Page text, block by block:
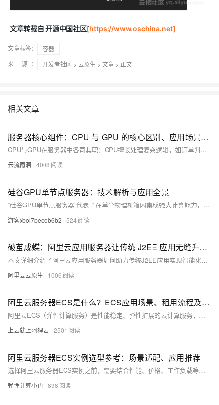
文章转载自 开源中国社区[https://www.oschina.net]
文章标签：
容器
来 源：
开发者社区 > 云原生 > 文章 > 正文
相关文章
服务器核心组件：CPU 与 GPU 的核心区别、应用场景、协同工作
CPU与GPU在服务器中各司其职：CPU擅长处理复杂逻辑，如订单判断、网页请求；GPU专注批量并行计算，如图像处理、深度学习。二者协同工作，能大幅提升服务器效率，满足多样化计算需求。
云流雨洄 4008
硅谷GPU单节点服务器：技术解析与应用全景
“硅谷GPU单节点服务器”代表了在单个物理机箱内集成强大计算能力，特别是GPU加速能力的高性能计算解决方案。它们并非指代某个特定品牌，而是一类为处理密集型工作负载而设计的服务器范式的统称。
游客xbol7peeob6b2 524
破茧成蝶：阿里云应用服务器让传统 J2EE 应用无缝升级 AI 原生时代
本文详细介绍了阿里云应用服务器如何助力传统J2EE应用实现智能化升级。文章分为三部分：第一部分阐述了传统J2EE应用在智能化转型中的痛点，如协议鸿沟、资源冲突和观测失明；第二部分展示了阿里云应用服务器的解决方案，包括兼容传统EJB容器与微服务架构、支持大模型即插即用及全景可观测性；第三部分则通过具体步骤说明如何基于EDAS开启J2EE应用的智能化进程，确保十年代码无需重写，轻松实现智能化跃迁。
阿里云云原生 1006
阿里云服务器ECS是什么？ECS应用场景、租用流程及使用教程整理
阿里云ECS（弹性计算服务）是性能稳定、弹性扩展的云计算服务，支持多种处理器架构和实例类型，适用于网站托管、开发测试、数据存储、企业服务、游戏多媒体及微服务架构等场景。提供从注册、配置到部署、运维的完整使用流程，助力用户高效上云。
上云就上阿狸云 2501
阿里云服务器ECS实例选型参考：场景适配、应用推荐
选择阿里云服务器ECS实例之前，需要结合性能、价格、工作负载等因素，做出性价比与稳定性最优的决策。对于很多新手用户来说，在初次购买阿里云服务器的时候，面对众多实例规格往往不知道如何选择，因为云服务器实例规格不同，价格也不一样，性能表现更是千差万别。因此，在购买阿里云服务器ECS实例之前，需要结合性能、价格、工作负载等因素，做出性价比与稳定性最优的决策。本文将通过一些常见的选型场景推荐，为大家详细介绍阿里云服务器实例选型的最佳实践，便于大家在选择云服务器实例规格时做个参考。
弹性计算小冉 898